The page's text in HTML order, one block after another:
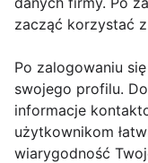
zacząć korzystać
Po zalogowaniu
swojego profilu.
informacje
użytkownikom
wiarygodność